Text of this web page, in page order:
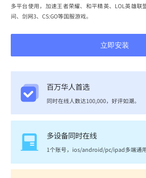
多平台使用，加速王者荣耀、和平精英、LOL英雄联
间、剑网3、CS:GO等国服游戏。
立即安装
百万华人首选
同时在线人数达100,000，好评如潮。
多设备同时在线
1个账号，ios/android/pc/ipad多端通用